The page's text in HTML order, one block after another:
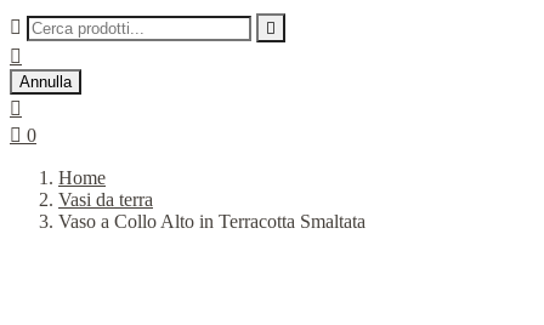
 

Annulla

 0
Home
Vasi da terra
Vaso a Collo Alto in Terracotta Smaltata